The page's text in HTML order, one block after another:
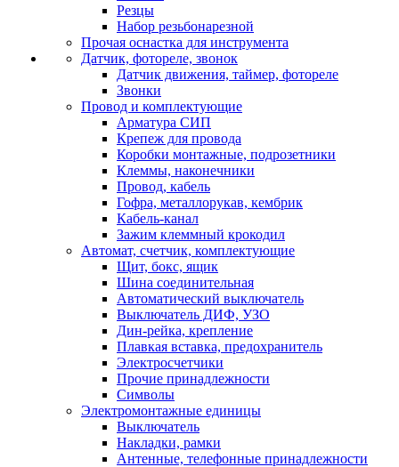
Резцы
Набор резьбонарезной
Прочая оснастка для инструмента
Датчик, фотореле, звонок
Датчик движения, таймер, фотореле
Звонки
Провод и комплектующие
Арматура СИП
Крепеж для провода
Коробки монтажные, подрозетники
Клеммы, наконечники
Провод, кабель
Гофра, металлорукав, кембрик
Кабель-канал
Зажим клеммный крокодил
Автомат, счетчик, комплектующие
Щит, бокс, ящик
Шина соединительная
Автоматический выключатель
Выключатель ДИФ, УЗО
Дин-рейка, крепление
Плавкая вставка, предохранитель
Электросчетчики
Прочие принадлежности
Символы
Электромонтажные единицы
Выключатель
Накладки, рамки
Антенные, телефонные принадлежности